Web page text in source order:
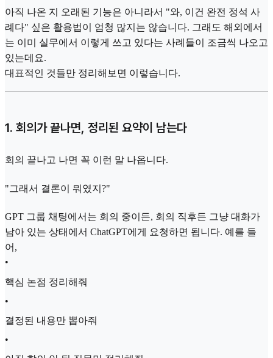
아직 나온 지 오래된 기능은 아니라서 "와, 이건 완전 정석 사
례다" 싶은 활용법이 엄청 많지는 않습니다. 그래도 해외에서
는 이미 실무에서 이렇게 쓰고 있다는 사례들이 조금씩 나오고
있는데요.
대표적인 것들만 정리해보면 이렇습니다.
1. 회의가 끝나면, 정리된 요약이 남는다
회의 끝나고 나면 꼭 이런 말 나옵니다.
"그래서 결론이 뭐였지?"
GPT 그룹 채팅에서는 회의 중이든, 회의 직후든 그냥 대화가
남아 있는 상태에서 ChatGPT에게 요청하면 됩니다. 예를 들
어,
•
핵심 논점 정리해줘
•
결정된 내용만 뽑아줘
•